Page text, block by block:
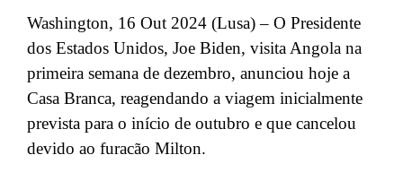
Washington, 16 Out 2024 (Lusa) – O Presidente
dos Estados Unidos, Joe Biden, visita Angola na
primeira semana de dezembro, anunciou hoje a
Casa Branca, reagendando a viagem inicialmente
prevista para o início de outubro e que cancelou
devido ao furacão Milton.